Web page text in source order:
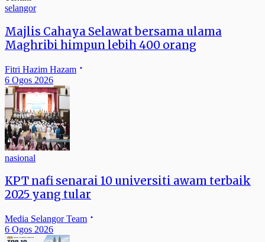
selangor
Majlis Cahaya Selawat bersama ulama
Maghribi himpun lebih 400 orang
Fitri Hazim Hazam
6 Ogos 2026
nasional
KPT nafi senarai 10 universiti awam terbaik
2025 yang tular
Media Selangor Team
6 Ogos 2026